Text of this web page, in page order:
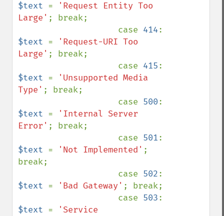
$text =
'Request Entity Too
Large' ; break;
                    case
414
$text =
'Request-URI Too
Large' ; break;
                    case
415
$text =
'Unsupported Media
Type' ; break;
                    case
500
$text =
'Internal Server
Error' ; break;
                    case
501
$text = 'Not Implemented' ;
break;
                    case
502
$text = 'Bad Gateway' ; break;
                    case
503
$text =
'Service